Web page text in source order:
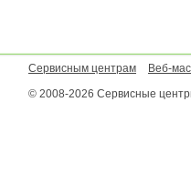
Сервисным центрам
Веб-
© 2008-2026 Сервисные